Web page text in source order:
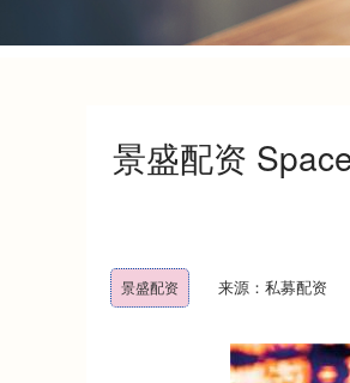
景盛配资
景盛配资 来源：私募配资